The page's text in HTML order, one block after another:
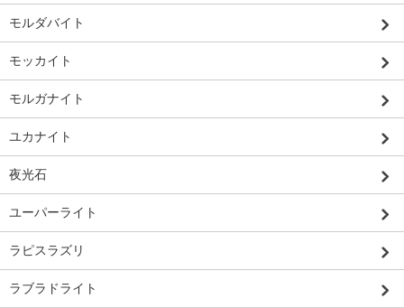
モルダバイト
モッカイト
モルガナイト
ユカナイト
夜光石
ユーパーライト
ラピスラズリ
ラブラドライト